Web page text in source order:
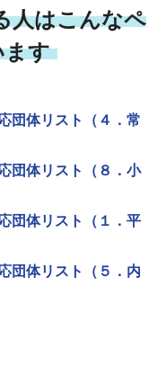
人はこんなペ
ます
団体リスト（４．常
団体リスト（８．小
団体リスト（１．平
団体リスト（５．内